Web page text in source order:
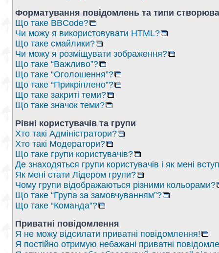
Форматування повідомлень та типи
Що таке BBCode?
Чи можу я використовувати HTML?
Що таке смайлики?
Чи можу я розміщувати зображення?
Що таке “Важливо”?
Що таке “Оголошення”?
Що таке “Прикріплено”?
Що таке закриті теми?
Що таке значок теми?
Рівні користувачів та групи
Хто такі Адміністратори?
Хто такі Модератори?
Що таке групи користувачів?
Де знаходяться групи користувачів і як мені
Як мені стати Лідером групи?
Чому групи відображаються різними кольорами?
Що таке “Група за замовчуванням”?
Що таке “Команда”?
Приватні повідомлення
Я не можу відсилати приватні повідомлення!
Я постійно отримую небажані приватні